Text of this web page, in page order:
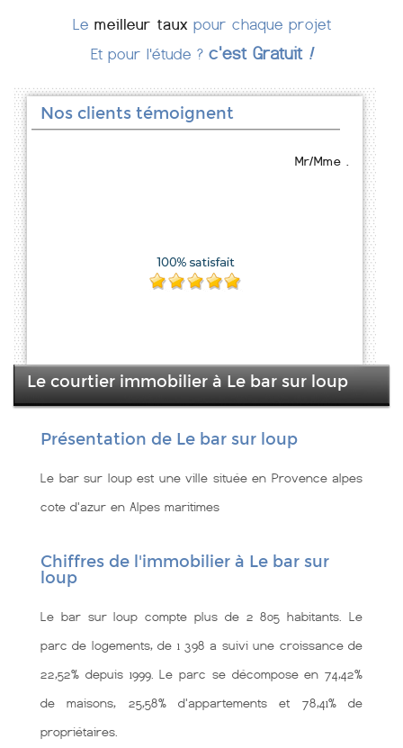
Le meilleur taux pour chaque projet
Et pour l'étude ? c'est Gratuit !
Nos clients témoignent
Mr/Mme .
Le courtier immobilier à Le bar sur loup
Présentation de Le bar sur loup
Le bar sur loup est une ville située en Provence alpes
cote d'azur en Alpes maritimes
Chiffres de l'immobilier à Le bar sur
loup
Le bar sur loup compte plus de 2 805 habitants. Le
parc de logements, de 1 398 a suivi une croissance de
22,52% depuis 1999. Le parc se décompose en 74,42%
de maisons, 25,58% d'appartements et 78,41% de
propriétaires.